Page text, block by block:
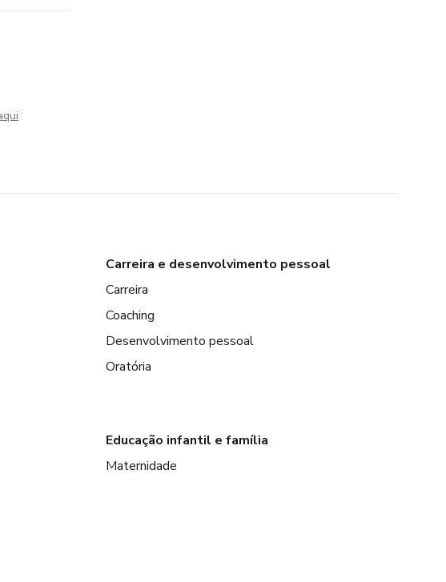
Carreira e desenvolvimento pessoal
Carreira
Coaching
Desenvolvimento pessoal
Oratória
Educação infantil e família
Maternidade